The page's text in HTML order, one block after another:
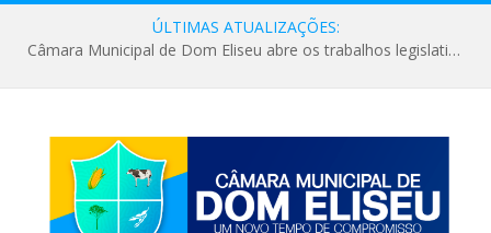
ÚLTIMAS ATUALIZAÇÕES:
Câmara Municipal de Dom Eliseu abre os trabalhos legislativos do segundo semestre